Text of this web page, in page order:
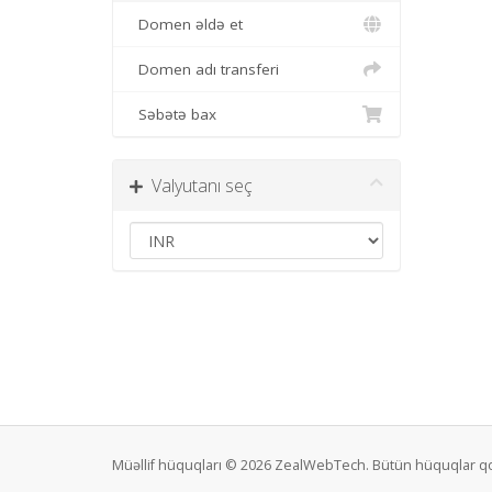
Domen əldə et
Domen adı transferi
Səbətə bax
Valyutanı seç
Müəllif hüquqları © 2026 ZealWebTech. Bütün hüquqlar